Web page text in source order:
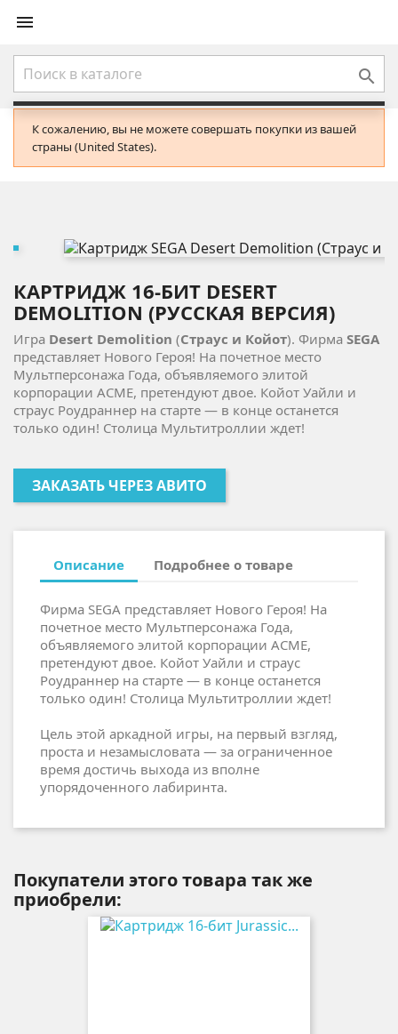


К сожалению, вы не можете совершать покупки из вашей
страны (United States).
КАРТРИДЖ 16-БИТ DESERT
DEMOLITION (РУССКАЯ ВЕРСИЯ)
Игра Desert Demolition (Страус и Койот). Фирма SEGA
представляет Нового Героя! На почетное место
Мультперсонажа Года, объявляемого элитой
корпорации ACME, претендуют двое. Койот Уайли и
страус Роудраннер на старте — в конце останется
только один! Столица Мультитроллии ждет!
ЗАКАЗАТЬ ЧЕРЕЗ АВИТО
Описание Подробнее о товаре
Фирма SEGA представляет Нового Героя! На
почетное место Мультперсонажа Года,
объявляемого элитой корпорации ACME,
претендуют двое. Койот Уайли и страус
Роудраннер на старте — в конце останется
только один! Столица Мультитроллии ждет!
Цель этой аркадной игры, на первый взгляд,
проста и незамысловата — за ограниченное
время достичь выхода из вполне
упорядоченного лабиринта.
Покупатели этого товара так же
приобрели: